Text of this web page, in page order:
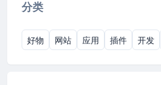
分类
好物 网站 应用 插件 开发